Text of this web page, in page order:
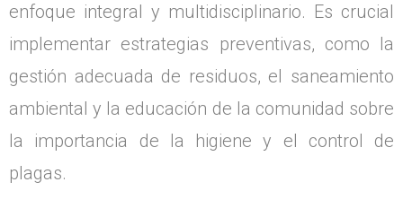
enfoque integral y multidisciplinario. Es crucial
implementar estrategias preventivas, como la
gestión adecuada de residuos, el saneamiento
ambiental y la educación de la comunidad sobre
la importancia de la higiene y el control de
plagas.